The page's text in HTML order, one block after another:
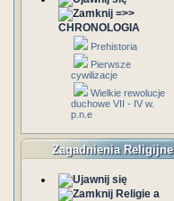
=>>
CHRONOLOGIA
Prehistoria
Pierwsze
cywilizacje
Wielkie rewolucje
duchowe VII - IV w.
p.n.e
Zagadnienia Religijne
Religie a